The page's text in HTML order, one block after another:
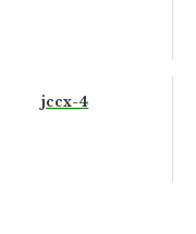
jccx-4